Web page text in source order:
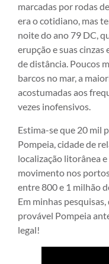
marcadas por rodas
era o cotidiano, mas
noite do ano 79 DC,
erupção e suas
de distância. Poucos
barcos no mar, a
acostumadas aos
vezes inofensivos.
Estima-se que 20 mil
Pompeia, cidade de
localização litorânea
movimento nos
entre 800 e 1 milhão
Em minhas
provável Pompeia
legal!